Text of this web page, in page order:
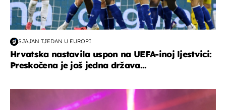
SJAJAN TJEDAN U EUROPI
Hrvatska nastavila uspon na UEFA-inoj ljestvici:
Preskočena je još jedna država...